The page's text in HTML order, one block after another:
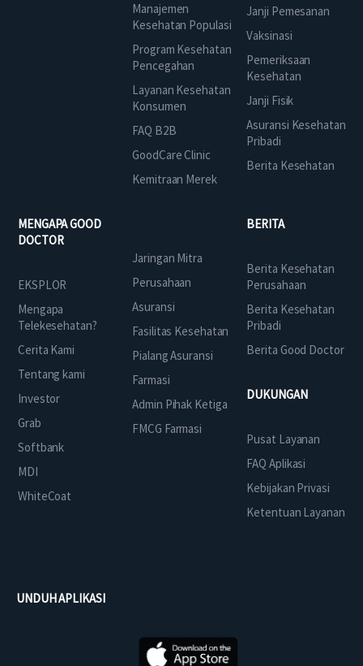
Manajemen
Kesehatan Populasi
Program Kesehatan
Pencegahan
Layanan Kesehatan
Konsumen
FAQ B2B
GoodCare Clinic
Kemitraan Merek
Janji Pemesanan
Vaksinasi
Pemeriksaan
Kesehatan
Janji Fisik
Asuransi Kesehatan
Pribadi
Berita Kesehatan
MENGAPA GOOD
DOCTOR
EKSPLOR
Mengapa
Telekesehatan?
Cerita Kami
Tentang kami
Investor
Grab
Softbank
MDI
WhiteCoat
Jaringan Mitra
Perusahaan
Asuransi
Fasilitas Kesehatan
Pialang Asuransi
Farmasi
Admin Pihak Ketiga
FMCG Farmasi
BERITA
Berita Kesehatan
Perusahaan
Berita Kesehatan
Pribadi
Berita Good Doctor
DUKUNGAN
Pusat Layanan
FAQ Aplikasi
Kebijakan Privasi
Ketentuan Layanan
UNDUH APLIKASI